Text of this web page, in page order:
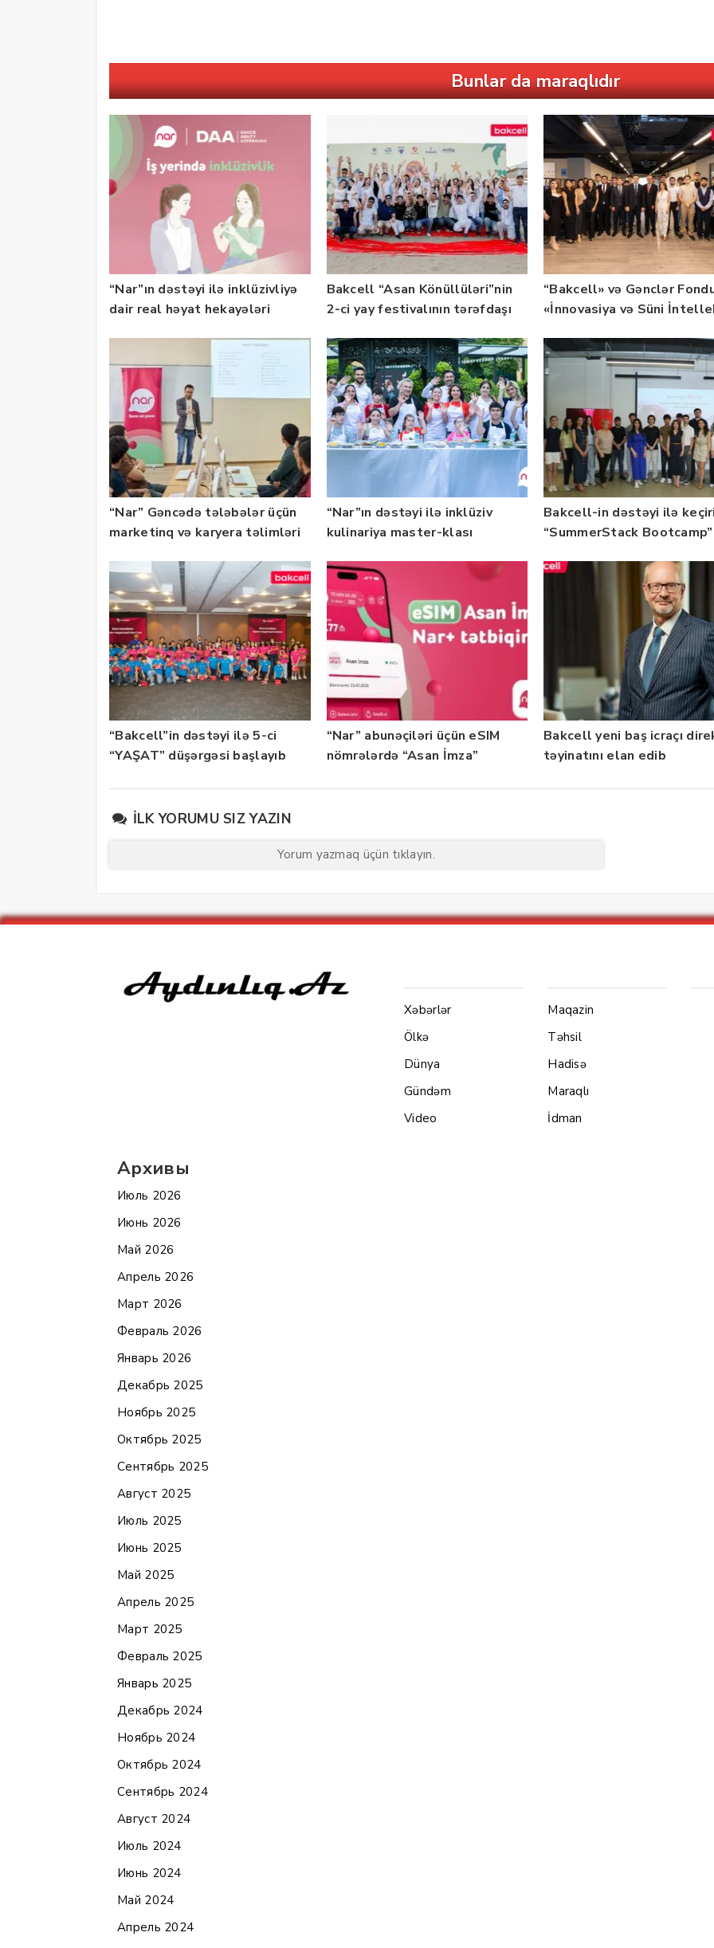
Bunlar da maraqlıdır
“Nar”ın dəstəyi ilə inklüzivliyə
dair real həyat hekayələri
Bakcell “Asan Könüllüləri”nin
2-ci yay festivalının tərəfdaşı
“Bakcell» və Gənclər
«İnnovasiya və Süni
qalibləri ilə görüş keçirib
“Nar” Gəncədə tələbələr üçün
marketinq və karyera təlimləri
“Nar”ın dəstəyi ilə inklüziv
kulinariya master-klası
Bakcell-in dəstəyi ilə
“SummerStack Bootcamp”
“Bakcell”in dəstəyi ilə 5-ci
“YAŞAT” düşərgəsi başlayıb
“Nar” abunəçiləri üçün eSIM
nömrələrdə “Asan İmza”
Bakcell yeni baş icraçı
təyinatını elan edib
İLK YORUMU SIZ YAZIN
Yorum yazmaq üçün tıklayın.
Архивы
Июль 2026
Июнь 2026
Май 2026
Апрель 2026
Март 2026
Февраль 2026
Январь 2026
Декабрь 2025
Ноябрь 2025
Октябрь 2025
Сентябрь 2025
Август 2025
Июль 2025
Июнь 2025
Май 2025
Апрель 2025
Март 2025
Февраль 2025
Январь 2025
Декабрь 2024
Ноябрь 2024
Октябрь 2024
Сентябрь 2024
Август 2024
Июль 2024
Июнь 2024
Май 2024
Апрель 2024
Xəbərlər
Ölkə
Dünya
Gündəm
Video
Maqazin
Təhsil
Hadisə
Maraqlı
İdman